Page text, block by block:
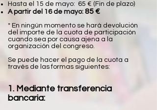
Hasta el 15 de mayo: 65 € (Fin de plazo)
A partir del 16 de mayo: 85 €
* En ningún momento se hará devolución
del importe de la cuota de participación
cuando sea por causa ajena a la
organización del congreso.
Se puede hacer el pago de la cuota a
través de las formas siguientes:
1. Mediante transferencia
bancaria: